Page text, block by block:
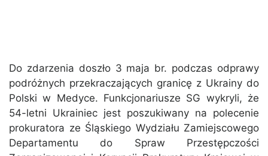
Do zdarzenia doszło 3 maja br. podczas odprawy
podróżnych przekraczających granicę z Ukrainy do
Polski w Medyce. Funkcjonariusze SG wykryli, że
54-letni Ukrainiec jest poszukiwany na polecenie
prokuratora ze Śląskiego Wydziału Zamiejscowego
Departamentu do Spraw Przestępczości